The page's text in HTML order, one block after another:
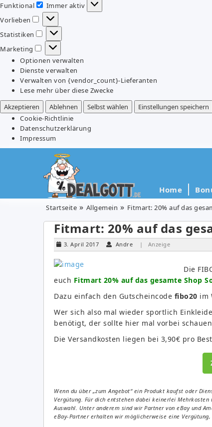
Funktional
Funktional
Immer aktiv
Vorlieben
Vorlieben
Statistiken
Statistiken
Marketing
Marketing
Optionen verwalten
Dienste verwalten
Verwalten von {vendor_count}-Lieferanten
Lese mehr über diese Zwecke
Akzeptieren
Ablehnen Selbst wählen Einstellungen speichern
Cookie-Richtlinie
Datenschutzerklärung
Impressum
Home
Startseite Allgemein Fitmart: 20% auf das
Fitmart: 20% auf das
3. April 2017 Andre | Anzeige
Die
euch Fitmart 20% auf das gesamte Shop
Dazu einfach den Gutscheincode fibo20 im
Wer sich also mal wieder sportlich
benötigt, der sollte hier mal vorbei
Die Versandkosten liegen bei 3,90€ pro
Wenn du über „zum Angebot“ ein Produkt kaufst oder
Vergütung. Für dich entstehen dabei keinerlei
Auswahl. Unter anderem sind wir Partner von eBay und
eBay-Partner erhalten wir möglicherweise eine